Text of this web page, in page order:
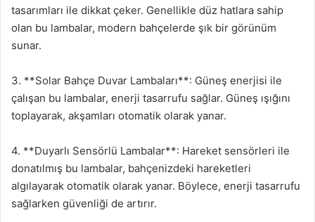
tasarımları ile dikkat çeker. Genellikle düz hatlara sahip
olan bu lambalar, modern bahçelerde şık bir görünüm
sunar.
3. **Solar Bahçe Duvar Lambaları**: Güneş enerjisi ile
çalışan bu lambalar, enerji tasarrufu sağlar. Güneş ışığını
toplayarak, akşamları otomatik olarak yanar.
4. **Duyarlı Sensörlü Lambalar**: Hareket sensörleri ile
donatılmış bu lambalar, bahçenizdeki hareketleri
algılayarak otomatik olarak yanar. Böylece, enerji tasarrufu
sağlarken güvenliği de artırır.